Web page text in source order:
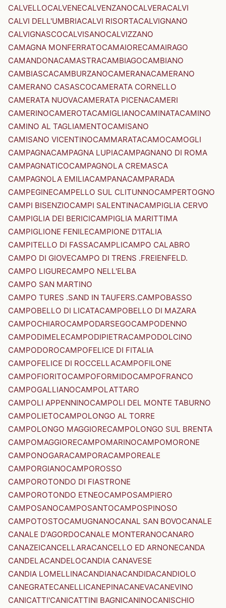
CALVELLOCALVENECALVENZANOCALVERACALVI
CALVI DELL'UMBRIACALVI RISORTACALVIGNANO
CALVIGNASCOCALVISANOCALVIZZANO
CAMAGNA MONFERRATOCAMAIORECAMAIRAGO
CAMANDONACAMASTRACAMBIAGOCAMBIANO
CAMBIASCACAMBURZANOCAMERANACAMERANO
CAMERANO CASASCOCAMERATA CORNELLO
CAMERATA NUOVACAMERATA PICENACAMERI
CAMERINOCAMEROTACAMIGLIANOCAMINATACAMINO
CAMINO AL TAGLIAMENTOCAMISANO
CAMISANO VICENTINOCAMMARATACAMOCAMOGLI
CAMPAGNACAMPAGNA LUPIACAMPAGNANO DI ROMA
CAMPAGNATICOCAMPAGNOLA CREMASCA
CAMPAGNOLA EMILIACAMPANACAMPARADA
CAMPEGINECAMPELLO SUL CLITUNNOCAMPERTOGNO
CAMPI BISENZIOCAMPI SALENTINACAMPIGLIA CERVO
CAMPIGLIA DEI BERICICAMPIGLIA MARITTIMA
CAMPIGLIONE FENILECAMPIONE D'ITALIA
CAMPITELLO DI FASSACAMPLICAMPO CALABRO
CAMPO DI GIOVECAMPO DI TRENS .FREIENFELD.
CAMPO LIGURECAMPO NELL'ELBA
CAMPO SAN MARTINO
CAMPO TURES .SAND IN TAUFERS.CAMPOBASSO
CAMPOBELLO DI LICATACAMPOBELLO DI MAZARA
CAMPOCHIAROCAMPODARSEGOCAMPODENNO
CAMPODIMELECAMPODIPIETRACAMPODOLCINO
CAMPODOROCAMPOFELICE DI FITALIA
CAMPOFELICE DI ROCCELLACAMPOFILONE
CAMPOFIORITOCAMPOFORMIDOCAMPOFRANCO
CAMPOGALLIANOCAMPOLATTARO
CAMPOLI APPENNINOCAMPOLI DEL MONTE TABURNO
CAMPOLIETOCAMPOLONGO AL TORRE
CAMPOLONGO MAGGIORECAMPOLONGO SUL BRENTA
CAMPOMAGGIORECAMPOMARINOCAMPOMORONE
CAMPONOGARACAMPORACAMPOREALE
CAMPORGIANOCAMPOROSSO
CAMPOROTONDO DI FIASTRONE
CAMPOROTONDO ETNEOCAMPOSAMPIERO
CAMPOSANOCAMPOSANTOCAMPOSPINOSO
CAMPOTOSTOCAMUGNANOCANAL SAN BOVOCANALE
CANALE D'AGORDOCANALE MONTERANOCANARO
CANAZEICANCELLARACANCELLO ED ARNONECANDA
CANDELACANDELOCANDIA CANAVESE
CANDIA LOMELLINACANDIANACANDIDACANDIOLO
CANEGRATECANELLICANEPINACANEVACANEVINO
CANICATTI'CANICATTINI BAGNICANINOCANISCHIO